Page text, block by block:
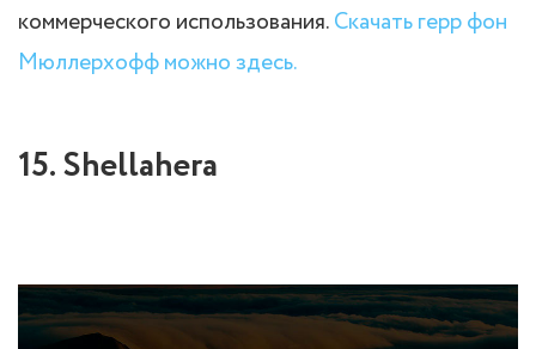
коммерческого использования.Скачать герр фон
Мюллерхофф можно здесь.
15. Shellahera